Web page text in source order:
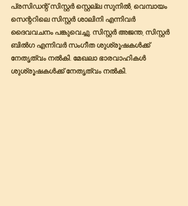
പ്രസിഡന്റ് സിസ്റ്റർ സ്റ്റെല്ല സുനിൽ, വെമ്പായം
സെന്ററിലെ സിസ്റ്റർ ശാലിനി എന്നിവർ
ദൈവവചനം പങ്കുവെച്ചു. സിസ്റ്റർ അജന്ത, സിസ്റ്റർ
ബിൽഗ എന്നിവർ സംഗീത ശുശ്രൂഷകൾക്ക്
നേതൃത്വം നൽകി. മേഖലാ ഭാരവാഹികൾ
ശുശ്രൂഷകൾക്ക് നേതൃത്വം നൽകി.